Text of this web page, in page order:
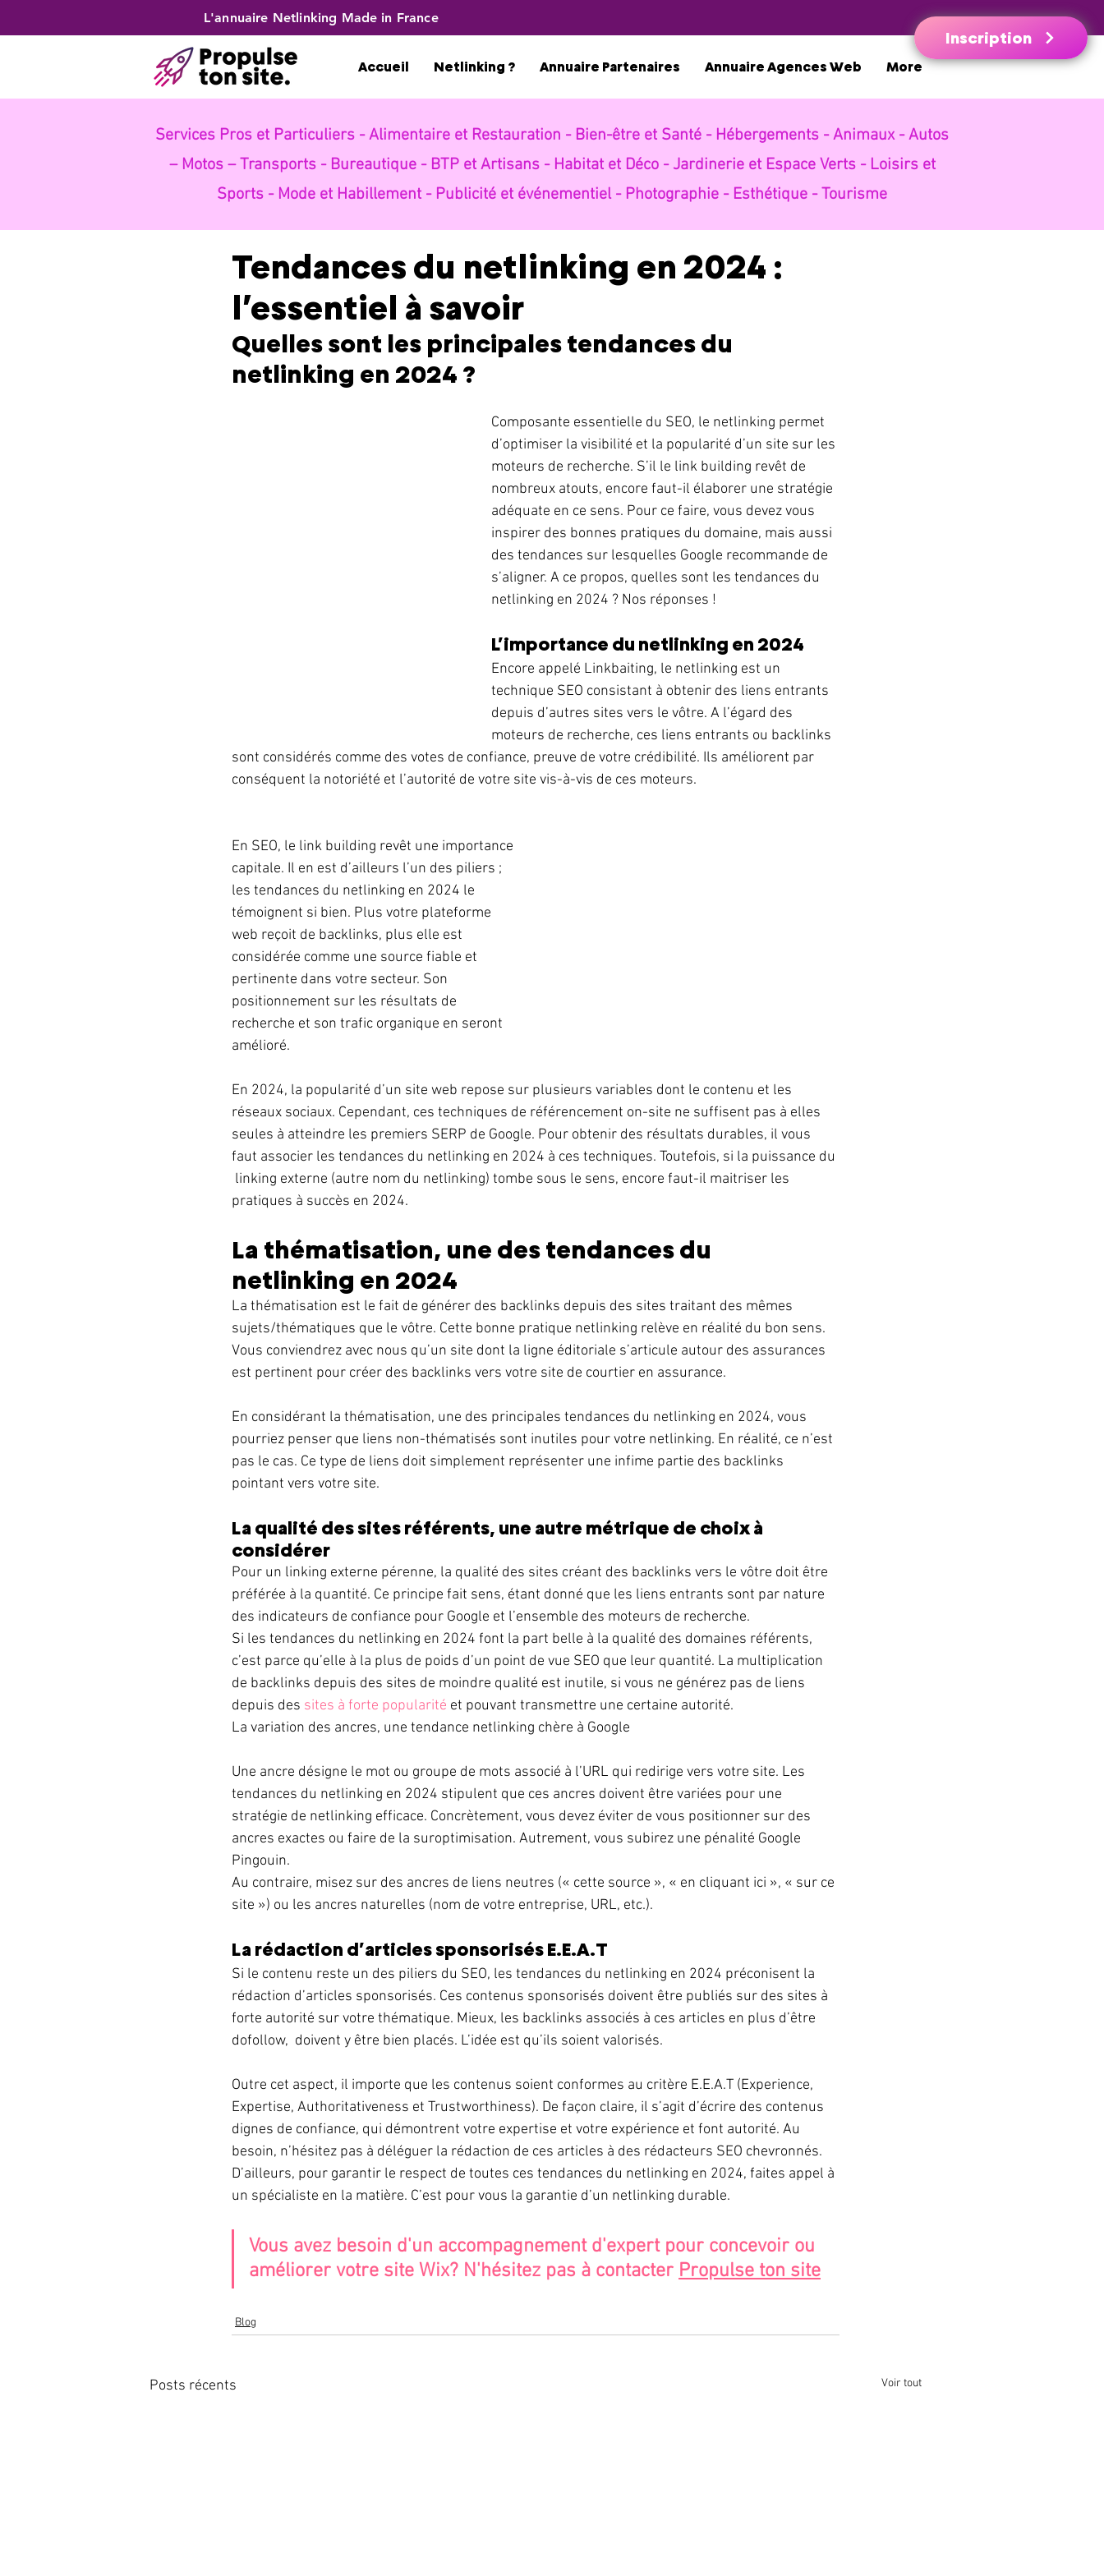
Inscription
L'annuaire Netlinking Made in France
Accueil Netlinking ? Annuaire Partenaires Annuaire Agences Web More
Services Pros et Particuliers -Alimentaire et Restauration - Bien-être et Santé - Hébergements -Animaux -Autos
– Motos – Transports - Bureautique - BTP et Artisans - Habitat et Déco -Jardinerie et Espace Verts - Loisirs et
Sports - Mode et Habillement - Publicité et événementiel - Photographie - Esthétique -Tourisme
Tendances du netlinking en 2024 :
l’essentiel à savoir
Quelles sont les principales tendances du
netlinking en 2024 ?
Composante essentielle du SEO, le netlinking permet
d’optimiser la visibilité et la popularité d’un site sur les
moteurs de recherche. S’il le link building revêt de
nombreux atouts, encore faut-il élaborer une stratégie
adéquate en ce sens. Pour ce faire, vous devez vous
inspirer des bonnes pratiques du domaine, mais aussi
des tendances sur lesquelles Google recommande de
s’aligner. A ce propos, quelles sont les tendances du
netlinking en 2024 ? Nos réponses !
L’importance du netlinking en 2024
Encore appelé Linkbaiting, le netlinking est un
technique SEO consistant à obtenir des liens entrants
depuis d’autres sites vers le vôtre. A l’égard des
moteurs de recherche, ces liens entrants ou backlinks
sont considérés comme des votes de confiance, preuve de votre crédibilité. Ils améliorent par
conséquent la notoriété et l’autorité de votre site vis-à-vis de ces moteurs.
En SEO, le link building revêt une importance
capitale. Il en est d’ailleurs l’un des piliers ;
les tendances du netlinking en 2024 le
témoignent si bien. Plus votre plateforme
web reçoit de backlinks, plus elle est
considérée comme une source fiable et
pertinente dans votre secteur. Son
positionnement sur les résultats de
recherche et son trafic organique en seront
amélioré.
En 2024, la popularité d’un site web repose sur plusieurs variables dont le contenu et les
réseaux sociaux. Cependant, ces techniques de référencement on-site ne suffisent pas à elles
seules à atteindre les premiers SERP de Google. Pour obtenir des résultats durables, il vous
faut associer les tendances du netlinking en 2024 à ces techniques. Toutefois, si la puissance du
linking externe (autre nom du netlinking) tombe sous le sens, encore faut-il maitriser les
pratiques à succès en 2024.
La thématisation, une des tendances du
netlinking en 2024
La thématisation est le fait de générer des backlinks depuis des sites traitant des mêmes
sujets/thématiques que le vôtre. Cette bonne pratique netlinking relève en réalité du bon sens.
Vous conviendrez avec nous qu’un site dont la ligne éditoriale s’articule autour des assurances
est pertinent pour créer des backlinks vers votre site de courtier en assurance.
En considérant la thématisation, une des principales tendances du netlinking en 2024, vous
pourriez penser que liens non-thématisés sont inutiles pour votre netlinking. En réalité, ce n’est
pas le cas. Ce type de liens doit simplement représenter une infime partie des backlinks
pointant vers votre site.
La qualité des sites référents, une autre métrique de choix à
considérer
Pour un linking externe pérenne, la qualité des sites créant des backlinks vers le vôtre doit être
préférée à la quantité. Ce principe fait sens, étant donné que les liens entrants sont par nature
des indicateurs de confiance pour Google et l’ensemble des moteurs de recherche.
Si les tendances du netlinking en 2024 font la part belle à la qualité des domaines référents,
c’est parce qu’elle à la plus de poids d’un point de vue SEO que leur quantité. La multiplication
de backlinks depuis des sites de moindre qualité est inutile, si vous ne générez pas de liens
depuis des sites à forte popularité et pouvant transmettre une certaine autorité.
La variation des ancres, une tendance netlinking chère à Google
Une ancre désigne le mot ou groupe de mots associé à l’URL qui redirige vers votre site. Les
tendances du netlinking en 2024 stipulent que ces ancres doivent être variées pour une
stratégie de netlinking efficace. Concrètement, vous devez éviter de vous positionner sur des
ancres exactes ou faire de la suroptimisation. Autrement, vous subirez une pénalité Google
Pingouin.
Au contraire, misez sur des ancres de liens neutres (« cette source », « en cliquant ici », « sur ce
site ») ou les ancres naturelles (nom de votre entreprise, URL, etc.).
La rédaction d’articles sponsorisés E.E.A.T
Si le contenu reste un des piliers du SEO, les tendances du netlinking en 2024 préconisent la
rédaction d’articles sponsorisés. Ces contenus sponsorisés doivent être publiés sur des sites à
forte autorité sur votre thématique. Mieux, les backlinks associés à ces articles en plus d’être
dofollow,  doivent y être bien placés. L’idée est qu’ils soient valorisés.
Outre cet aspect, il importe que les contenus soient conformes au critère E.E.A.T (Experience,
Expertise, Authoritativeness et Trustworthiness). De façon claire, il s’agit d’écrire des contenus
dignes de confiance, qui démontrent votre expertise et votre expérience et font autorité. Au
besoin, n’hésitez pas à déléguer la rédaction de ces articles à des rédacteurs SEO chevronnés.
D’ailleurs, pour garantir le respect de toutes ces tendances du netlinking en 2024, faites appel à
un spécialiste en la matière. C’est pour vous la garantie d’un netlinking durable.
Vous avez besoin d'un accompagnement d'expert pour concevoir ou
améliorer votre site Wix? N'hésitez pas à contacter Propulse ton site
Blog
Posts récents Voir tout